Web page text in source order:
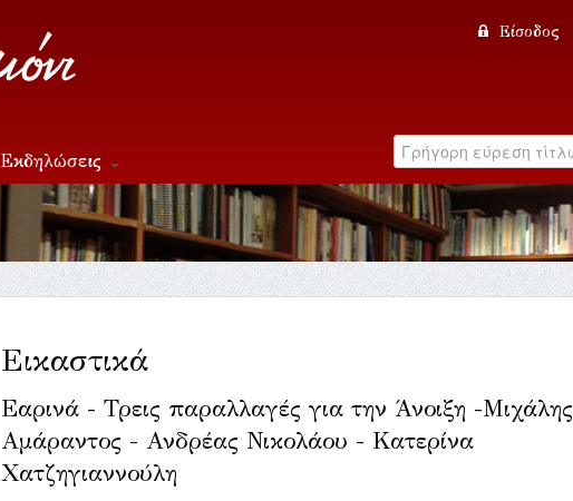
Είσοδος
Εκδηλώσεις
Εικαστικά
Εαρινά - Τρεις παραλλαγές για την Άνοιξη -Μιχάλης
Αμάραντος - Ανδρέας Νικολάου - Κατερίνα
Χατζηγιαννούλη